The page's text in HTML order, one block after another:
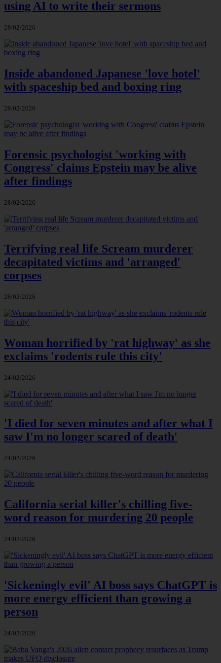
using AI to write their sermons
28/02/2026
Inside abandoned Japanese 'love hotel'
with spaceship bed and boxing ring
28/02/2026
Forensic psychologist 'working with
Congress' claims Epstein may be alive
after findings
28/02/2026
Terrifying real life Scream murderer
decapitated victims and 'arranged'
corpses
28/02/2026
Woman horrified by 'rat highway' as she
exclaims 'rodents rule this city'
24/02/2026
'I died for seven minutes and after what I
saw I'm no longer scared of death'
24/02/2026
California serial killer's chilling five-
word reason for murdering 20 people
24/02/2026
'Sickeningly evil' AI boss says ChatGPT is
more energy efficient than growing a
person
24/02/2026